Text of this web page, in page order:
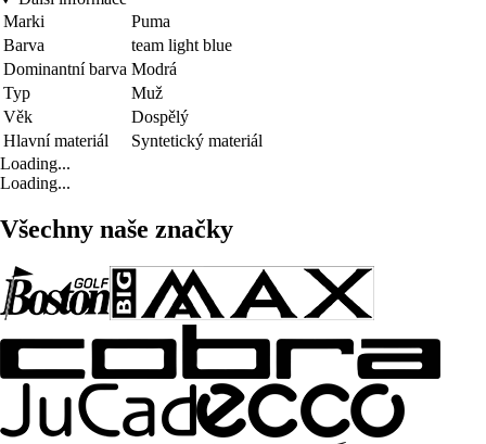
Marki
Puma
Barva
team light blue
Dominantní barva Modrá
Typ
Muž
Věk
Dospělý
Hlavní materiál
Syntetický materiál
Loading...
Loading...
Všechny naše značky